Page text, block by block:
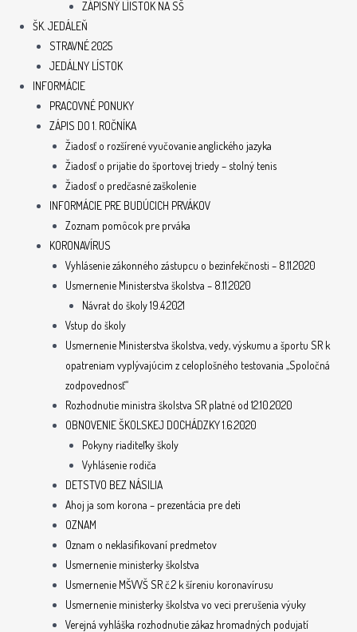
ZÁPISNÝ LÍISTOK NA SŠ
ŠK. JEDÁLEŇ
STRAVNÉ 2025
JEDÁLNY LÍSTOK
INFORMÁCIE
PRACOVNÉ PONUKY
ZÁPIS DO 1. ROČNÍKA
Žiadosť o rozšírené vyučovanie anglického jazyka
Žiadosť o prijatie do športovej triedy – stolný tenis
Žiadosť o predčasné zaškolenie
INFORMÁCIE PRE BUDÚCICH PRVÁKOV
Zoznam pomôcok pre prváka
KORONAVÍRUS
Vyhlásenie zákonného zástupcu o bezinfekčnosti – 8.11.2020
Usmernenie Ministerstva školstva – 8.11.2020
Návrat do školy 19.4.2021
Vstup do školy
Usmernenie Ministerstva školstva, vedy, výskumu a športu SR k
opatreniam vyplývajúcim z celoplošného testovania „Spoločná
zodpovednosť“
Rozhodnutie ministra školstva SR platné od 12.10.2020
OBNOVENIE ŠKOLSKEJ DOCHÁDZKY 1.6.2020
Pokyny riaditeľky školy
Vyhlásenie rodiča
DETSTVO BEZ NÁSILIA
Ahoj ja som korona – prezentácia pre deti
OZNAM
Oznam o neklasifikovaní predmetov
Usmernenie ministerky školstva
Usmernenie MŠVVŠ SR č.2 k šíreniu koronavírusu
Usmernenie ministerky školstva vo veci prerušenia výuky
Verejná vyhláška rozhodnutie zákaz hromadných podujatí